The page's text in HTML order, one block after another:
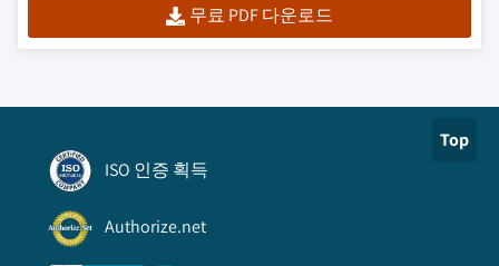
무료 PDF 다운로드
Top
ISO 인증 획득
Authorize.net